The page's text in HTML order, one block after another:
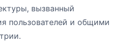
вызванный
пользователей и общими